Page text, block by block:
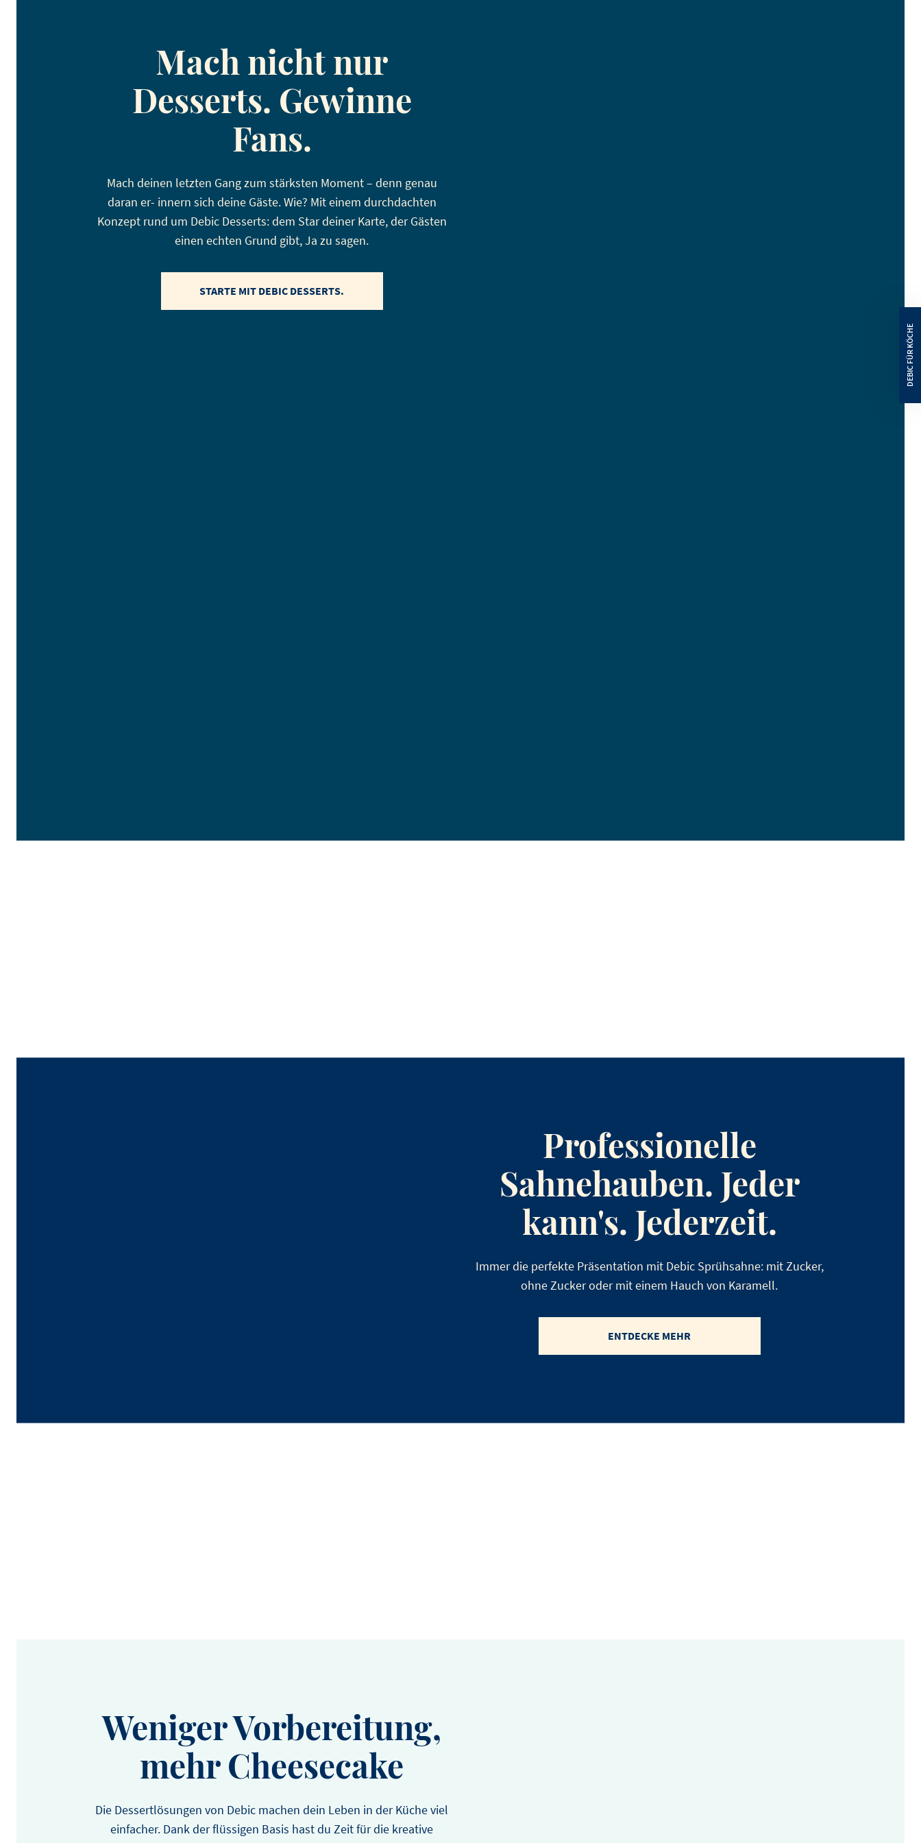
Mach nicht nur
Desserts. Gewinne
Fans.
Mach deinen letzten Gang zum stärksten Moment – denn genau
daran er- innern sich deine Gäste. Wie? Mit einem durchdachten
Konzept rund um Debic Desserts: dem Star deiner Karte, der Gästen
einen echten Grund gibt, Ja zu sagen.
STARTE MIT DEBIC DESSERTS.
Professionelle
Sahnehauben. Jeder
kann's. Jederzeit.
Immer die perfekte Präsentation mit Debic Sprühsahne: mit Zucker,
ohne Zucker oder mit einem Hauch von Karamell.
ENTDECKE MEHR
Weniger Vorbereitung,
mehr Cheesecake
Die Dessertlösungen von Debic machen dein Leben in der Küche viel
einfacher. Dank der flüssigen Basis hast du Zeit für die kreative